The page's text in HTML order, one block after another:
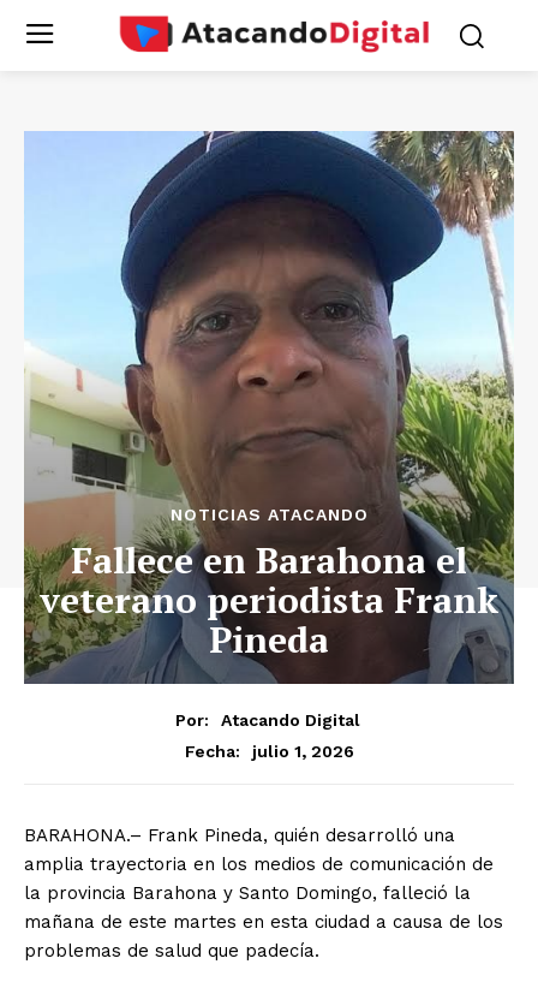
NOTICIAS ATACANDO
Fallece en Barahona el
veterano periodista Frank
Pineda
Por:
Atacando Digital
Fecha:
julio 1, 2026
BARAHONA.– Frank Pineda, quién desarrolló una
amplia trayectoria en los medios de comunicación de
la provincia Barahona y Santo Domingo, falleció la
mañana de este martes en esta ciudad a causa de los
problemas de salud que padecía.